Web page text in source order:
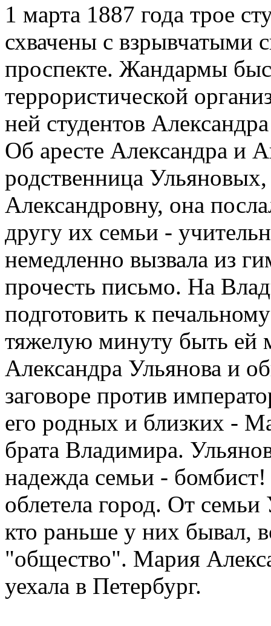
1 марта 1887 года трое
схвачены с взрывчатыми
проспекте. Жандармы
террористической
ней студентов
Об аресте Александра и
родственница
Александровну, она
другу их семьи -
немедленно вызвала из
прочесть письмо. На
подготовить к
тяжелую минуту быть ей
Александра Ульянова и
заговоре против
его родных и близких -
брата Владимира.
надежда семьи -
облетела город. От
кто раньше у них бывал,
"общество". Мария
уехала в Петербург.